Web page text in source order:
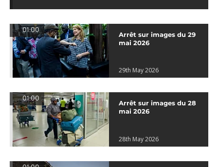
01:00
Arrêt sur images du 29
mai 2026
29th May 2026
01:00
Arrêt sur images du 28
mai 2026
28th May 2026